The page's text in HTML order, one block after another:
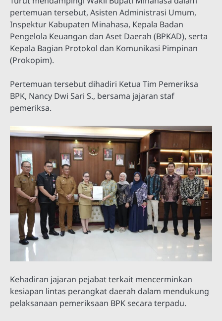
pertemuan tersebut, Asisten Administrasi Umum,
Inspektur Kabupaten Minahasa, Kepala Badan
Pengelola Keuangan dan Aset Daerah (BPKAD), serta
Kepala Bagian Protokol dan Komunikasi Pimpinan
(Prokopim).
Pertemuan tersebut dihadiri Ketua Tim Pemeriksa
BPK, Nancy Dwi Sari S., bersama jajaran staf
pemeriksa.
Kehadiran jajaran pejabat terkait mencerminkan
kesiapan lintas perangkat daerah dalam mendukung
pelaksanaan pemeriksaan BPK secara terpadu.